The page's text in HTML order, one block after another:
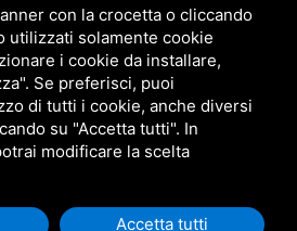
00624811204 - Codice fiscale 03472740376
BO Capitale Sociale €. 120.000 int. versati -
da Google reCAPTCHA v3,
con la crocetta o cliccando
utilizzati solamente cookie
i cookie da installare,
Se preferisci, puoi
di tutti i cookie, anche diversi
su "Accetta tutti". In
modificare la scelta
Accetta tutti